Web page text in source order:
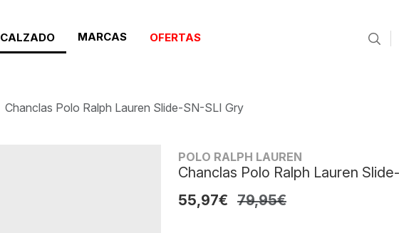
CALZADO MARCAS OFERTAS
Chanclas Polo Ralph Lauren Slide-SN-SLI Gry
POLO RALPH LAUREN
Chanclas Polo Ralph Lauren
55,97€ 79,95€